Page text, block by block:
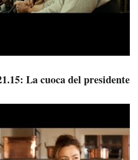
La cuoca del presidente